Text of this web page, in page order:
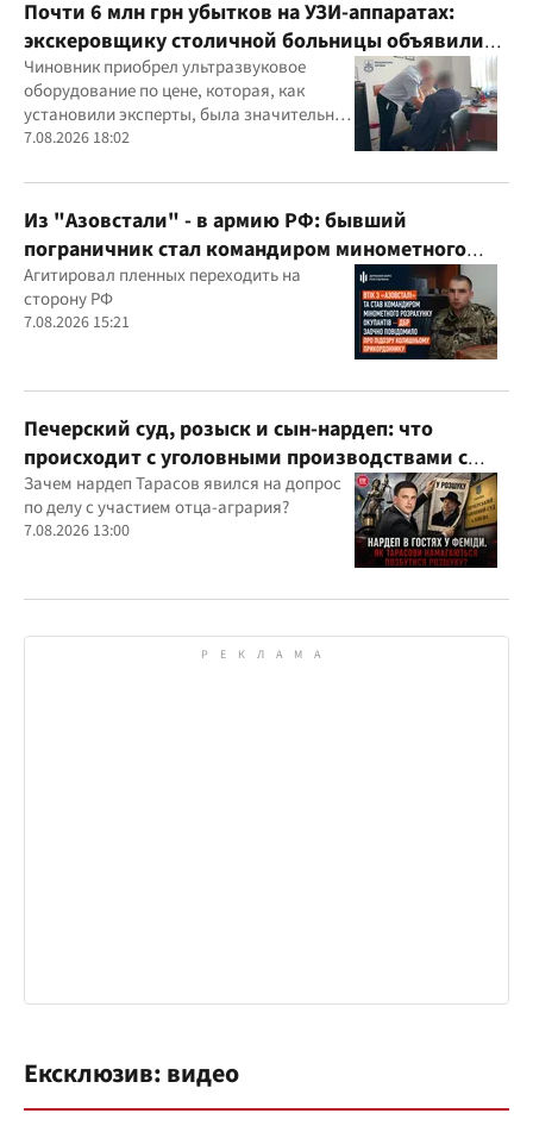
Почти 6 млн грн убытков на УЗИ-аппаратах:
экскеровщику столичной больницы объявили
подозрение
Чиновник приобрел ультразвуковое
оборудование по цене, которая, как
установили эксперты, была значительно
выше рыночной
7.08.2026 18:02
Из "Азовстали" - в армию РФ: бывший
пограничник стал командиром минометного
расчета оккупантов
Агитировал пленных переходить на
сторону РФ
7.08.2026 15:21
Печерский суд, розыск и сын-нардеп: что
происходит с уголовными производствами с
участием агробарона Тарасова?
Зачем нардеп Тарасов явился на допрос
по делу с участием отца-агрария?
7.08.2026 13:00
Ексклюзив: видео